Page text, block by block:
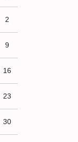
2
9
16
23
30